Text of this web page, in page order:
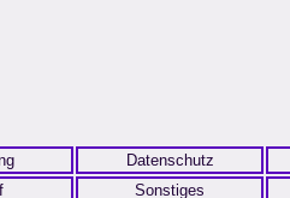
Datenschutz
Sonstiges